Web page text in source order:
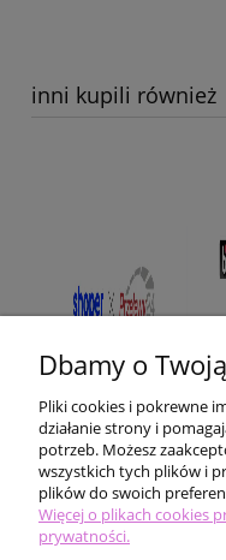
inni kupili również
Dbamy o
Pliki cookies i pokrewne
działanie strony i
potrzeb. Możesz
wszystkich tych plików i
plików do swoich
Więcej o plikach cookies
prywatności.